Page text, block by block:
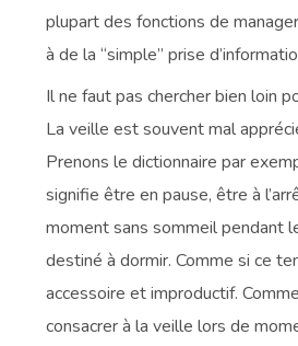
plupart des fonctions de
à de la “simple” prise
Il ne faut pas chercher bien loin
La veille est souvent mal
Prenons le dictionnaire par
signifie être en pause, être à
moment sans sommeil pendant
destiné à dormir. Comme si ce
accessoire et improductif.
consacrer à la veille lors de